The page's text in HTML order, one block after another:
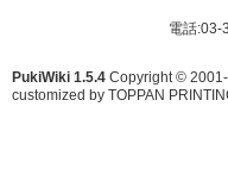
電話:03-
PukiWiki 1.5.4 Copyright ©
customized by TOPPAN